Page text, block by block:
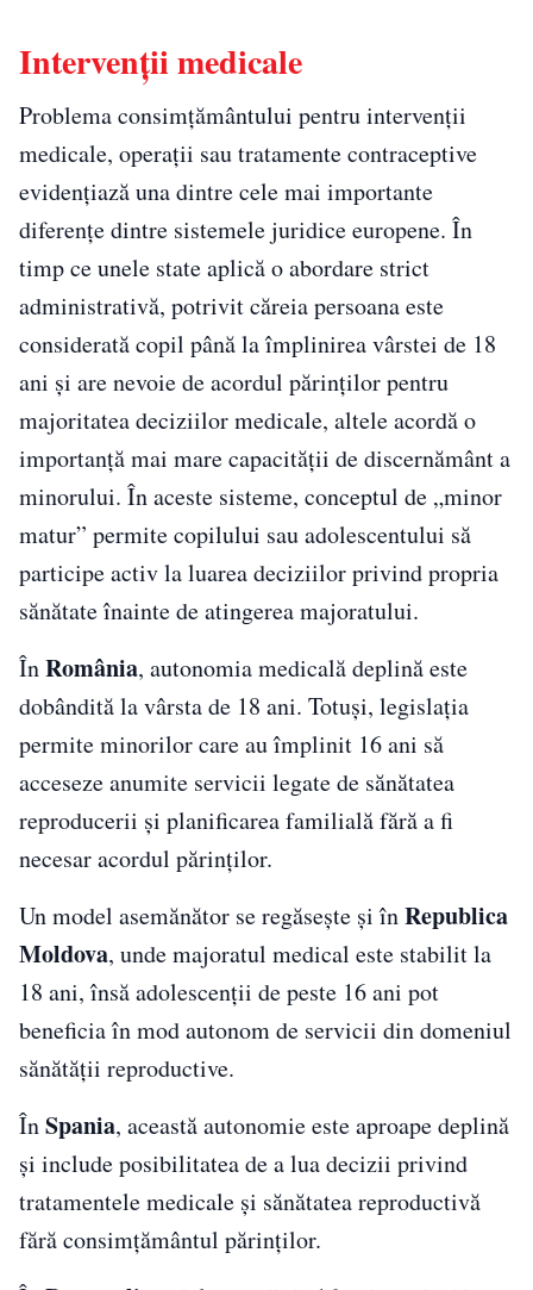
Intervenții medicale
Problema consimțământului pentru intervenții
medicale, operații sau tratamente contraceptive
evidențiază una dintre cele mai importante
diferențe dintre sistemele juridice europene. În
timp ce unele state aplică o abordare strict
administrativă, potrivit căreia persoana este
considerată copil până la împlinirea vârstei de 18
ani și are nevoie de acordul părinților pentru
majoritatea deciziilor medicale, altele acordă o
importanță mai mare capacității de discernământ a
minorului. În aceste sisteme, conceptul de „minor
matur” permite copilului sau adolescentului să
participe activ la luarea deciziilor privind propria
sănătate înainte de atingerea majoratului.
ÎnRomânia, autonomia medicală deplină este
dobândită la vârsta de 18 ani. Totuși, legislația
permite minorilor care au împlinit 16 ani să
acceseze anumite servicii legate de sănătatea
reproducerii și planificarea familială fără a fi
necesar acordul părinților.
Un model asemănător se regăsește și înRepublica
Moldova, unde majoratul medical este stabilit la
18 ani, însă adolescenții de peste 16 ani pot
beneficia în mod autonom de servicii din domeniul
sănătății reproductive.
ÎnSpania, această autonomie este aproape deplină
și include posibilitatea de a lua decizii privind
tratamentele medicale și sănătatea reproductivă
fără consimțământul părinților.